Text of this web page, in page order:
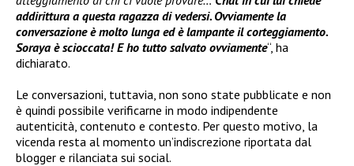
addirittura a questa ragazza di vedersi. Ovviamente la
conversazione è molto lunga ed è lampante il corteggiamento.
Soraya è scioccata! E ho tutto salvato ovviamente“, ha
dichiarato.
Le conversazioni, tuttavia, non sono state pubblicate e non
è quindi possibile verificarne in modo indipendente
autenticità, contenuto e contesto. Per questo motivo, la
vicenda resta al momento un’indiscrezione riportata dal
blogger e rilanciata sui social.